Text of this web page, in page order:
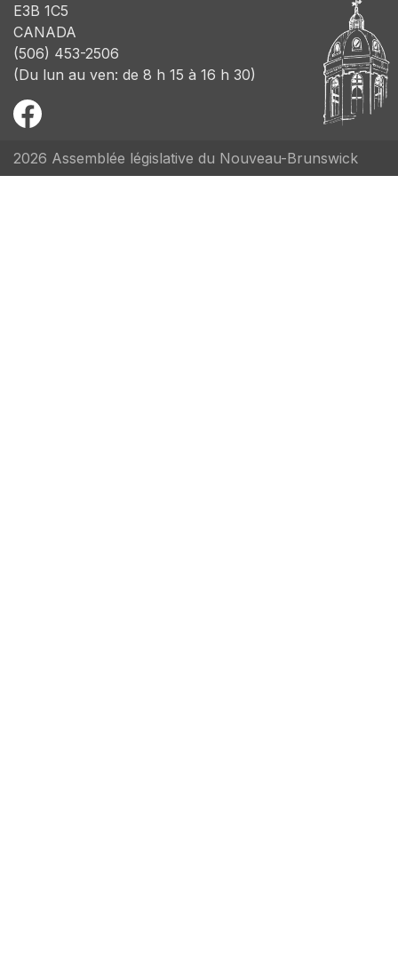
E3B 1C5
CANADA
(506) 453-2506
(Du lun au ven: de 8 h 15 à 16 h 30)
2026 Assemblée législative du Nouveau-Brunswick